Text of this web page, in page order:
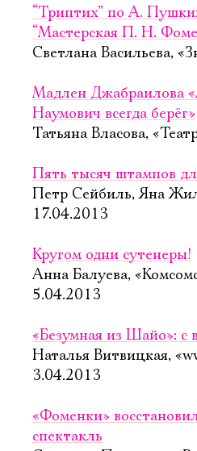
“Триптих” по А.
“Мастерская П. Н.
Светлана Васильева,
Мадлен Джабраилова
Наумович всегда берёг»
Татьяна Власова,
Пять тысяч штампов
Петр Сейбиль, Яна
17.04.2013
Кругом одни сутенеры!
Анна Балуева,
5.04.2013
«Безумная из Шайо»: с
Наталья Витвицкая,
3.04.2013
«Фоменки»
спектакль